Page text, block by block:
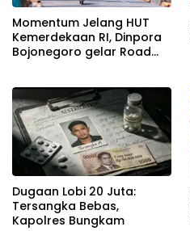
Momentum Jelang HUT
Kemerdekaan RI, Dinpora
Bojonegoro gelar Road
Dugaan Lobi 20 Juta:
Tersangka Bebas,
Kapolres Bungkam